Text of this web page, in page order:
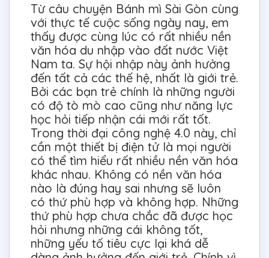
Từ câu chuyện Bánh mì Sài Gòn cùng
với thực tế cuộc sống ngày nay, em
thấy được cùng lúc có rất nhiều nền
văn hóa du nhập vào đất nước Việt
Nam ta. Sự hội nhập này ảnh hưởng
đến tất cả các thế hệ, nhất là giới trẻ.
Bởi các bạn trẻ chính là những người
có độ tò mò cao cũng như năng lực
học hỏi tiếp nhận cái mới rất tốt.
Trong thời đại công nghệ 4.0 này, chỉ
cần một thiết bị điện tử là mọi người
có thể tìm hiểu rất nhiều nền văn hóa
khác nhau. Không có nền văn hóa
nào là đúng hay sai nhưng sẽ luôn
có thứ phù hợp và không hợp. Những
thứ phù hợp chưa chắc đã được học
hỏi nhưng những cái không tốt,
những yếu tố tiêu cực lại khá dễ